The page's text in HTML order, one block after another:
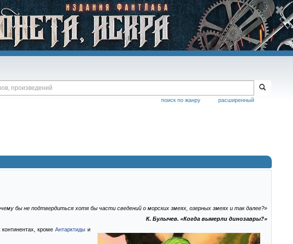
расширенный
поиск по жанру
бы не подтвердиться хотя бы части сведений о морских змеях, озерных змеях и так далее?»
К. Булычев. «Когда вымерли динозавры?»
кромеАнтарктиды и